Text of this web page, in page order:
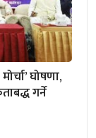
घोषणा,
गर्ने